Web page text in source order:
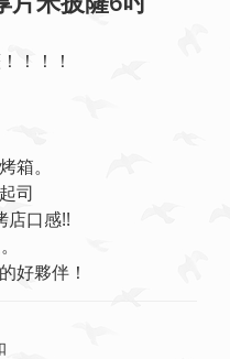
！！！
箱。
司
店口感!!
好夥伴！